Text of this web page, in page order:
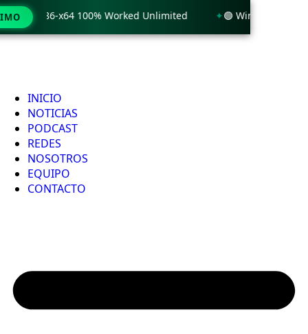
INICIO
NOTICIAS
PODCAST
REDES
NOSOTROS
EQUIPO
CONTACTO
x64 100% Worked Unlimited 🟢 WinRAR 7.11